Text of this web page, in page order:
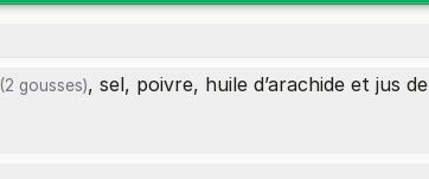
(2 gousses), sel, poivre, huile d’arachide et jus de